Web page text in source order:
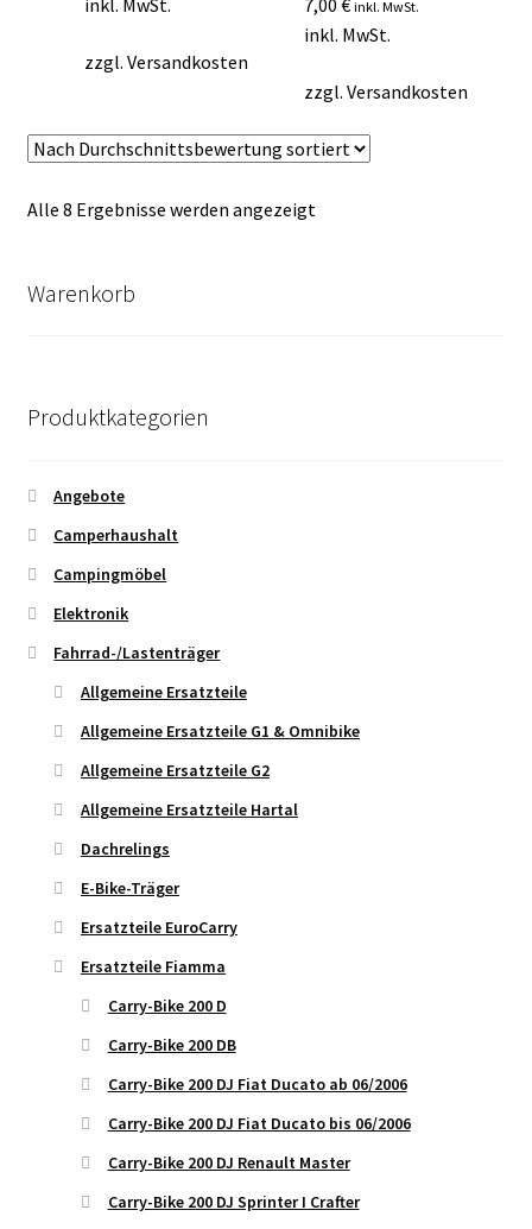
inkl. MwSt.
zzgl. Versandkosten
7,00€ inkl. MwSt.
inkl. MwSt.
zzgl.Versandkosten
Alle 8 Ergebnisse werden angezeigtNach
Warenkorb
Produktkategorien
Angebote
Camperhaushalt
Campingmöbel
Elektronik
Fahrrad-/Lastenträger
Allgemeine Ersatzteile
Allgemeine Ersatzteile G1 & Omnibike
Allgemeine Ersatzteile G2
Allgemeine Ersatzteile Hartal
Dachrelings
E-Bike-Träger
Ersatzteile EuroCarry
Ersatzteile Fiamma
Carry-Bike 200 D
Carry-Bike 200 DB
Carry-Bike 200 DJ Fiat Ducato ab 06/2006
Carry-Bike 200 DJ Fiat Ducato bis 06/2006
Carry-Bike 200 DJ Renault Master
Carry-Bike 200 DJ Sprinter I Crafter